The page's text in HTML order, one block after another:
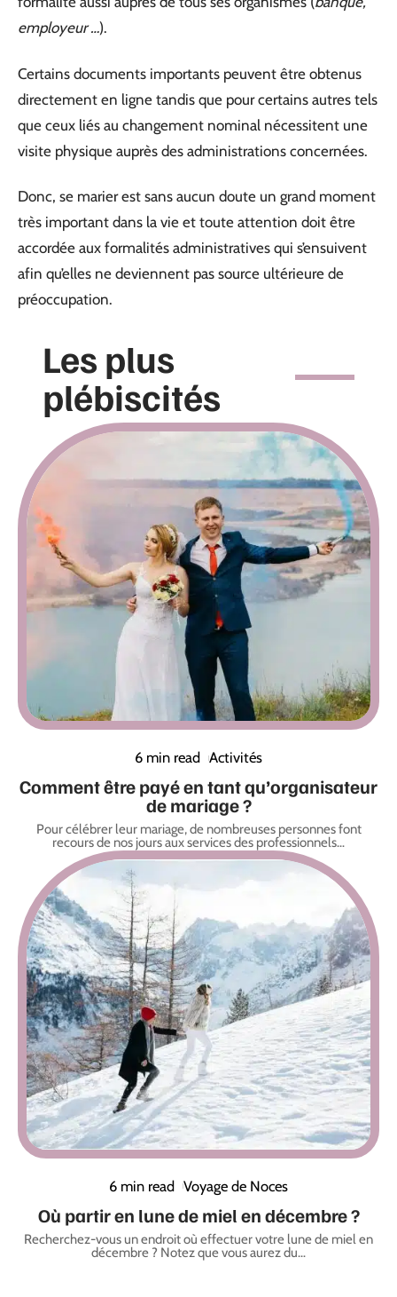
employeur …).
Certains documents importants peuvent être obtenus
directement en ligne tandis que pour certains autres tels
que ceux liés au changement nominal nécessitent une
visite physique auprès des administrations concernées.
Donc, se marier est sans aucun doute un grand moment
très important dans la vie et toute attention doit être
accordée aux formalités administratives qui s’ensuivent
afin qu’elles ne deviennent pas source ultérieure de
préoccupation.
Les plus
plébiscités
6 min read Activités
Comment être payé en tant qu’organisateur
de mariage ?
Pour célébrer leur mariage, de nombreuses personnes font
recours de nos jours aux services des professionnels…
6 min read Voyage de Noces
Où partir en lune de miel en décembre ?
Recherchez-vous un endroit où effectuer votre lune de miel en
décembre ? Notez que vous aurez du…